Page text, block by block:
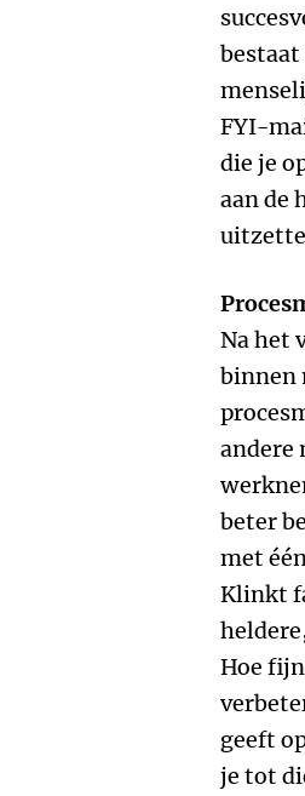
FYI-
die je
aan de
Na het
binnen
andere
beter
met
Klinkt
Hoe
geeft
je tot